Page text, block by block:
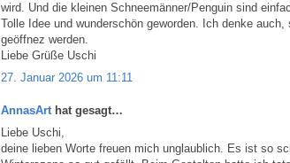
wird. Und die kleinen Schneemänner/Penguin sind
Tolle Idee und wunderschön geworden. Ich denke
geöffnez werden.
Liebe Grüße Uschi
27. Januar 2026 um 11:11
AnnasArthat gesagt…
Liebe Uschi,
deine lieben Worte freuen mich unglaublich. Es ist so